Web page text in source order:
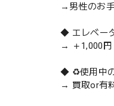
→男性のお
◆ エレベー
→ ＋1,000円
◆ ♻️使用中
→ 買取or有